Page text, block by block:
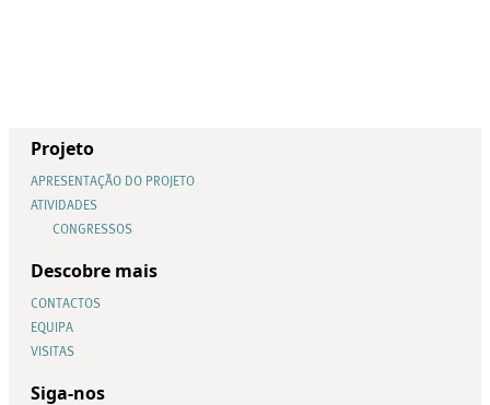
Projeto
APRESENTAÇÃO DO PROJETO
ATIVIDADES
CONGRESSOS
Descobre mais
CONTACTOS
EQUIPA
VISITAS
Siga-nos